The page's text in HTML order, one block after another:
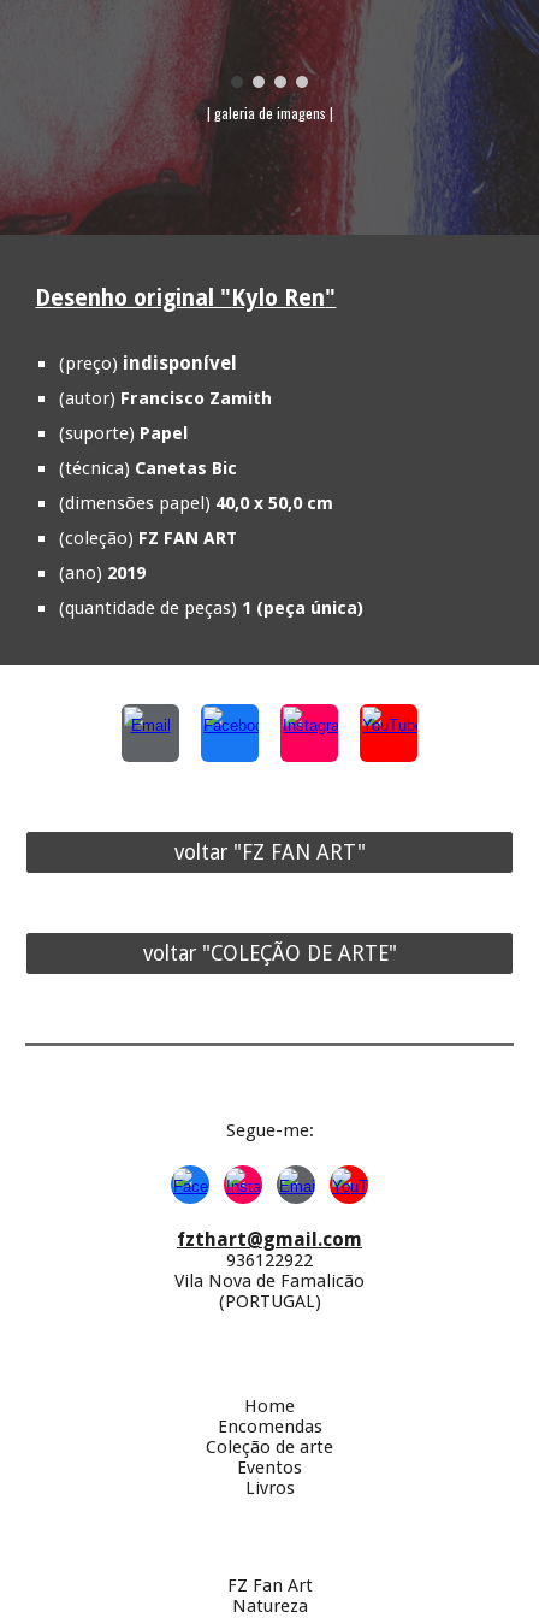
| galeria de imagens |
Desenho original " Kylo Ren"
(preço) indisponível
(autor) Francisco Zamith
(suporte) Papel
(técnica) Canetas Bic
(dimensões papel) 40,0 x50,0 cm
(coleção) FZ FAN ART
(ano) 2019
(quantidade de peças) 1 (peça única)
voltar "FZ FAN ART"
voltar "COLEÇÃO DE ARTE"
Segue-me:
fzthart@gmail.com
936122922
Vila Nova de Famalicão
(PORTUGAL)
Home
Encomendas
Coleção de arte
Eventos
Livros
FZ Fan Art
Natureza